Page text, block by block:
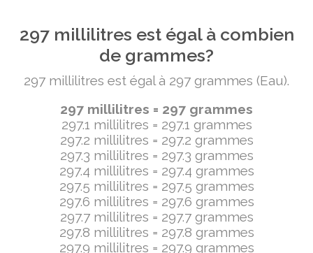
297 millilitres est égal à combien
de grammes?
297 millilitres est égal à 297 grammes (Eau).
297 millilitres = 297 grammes
297.1 millilitres = 297.1 grammes
297.2 millilitres = 297.2 grammes
297.3 millilitres = 297.3 grammes
297.4 millilitres = 297.4 grammes
297.5 millilitres = 297.5 grammes
297.6 millilitres = 297.6 grammes
297.7 millilitres = 297.7 grammes
297.8 millilitres = 297.8 grammes
297.9 millilitres = 297.9 grammes